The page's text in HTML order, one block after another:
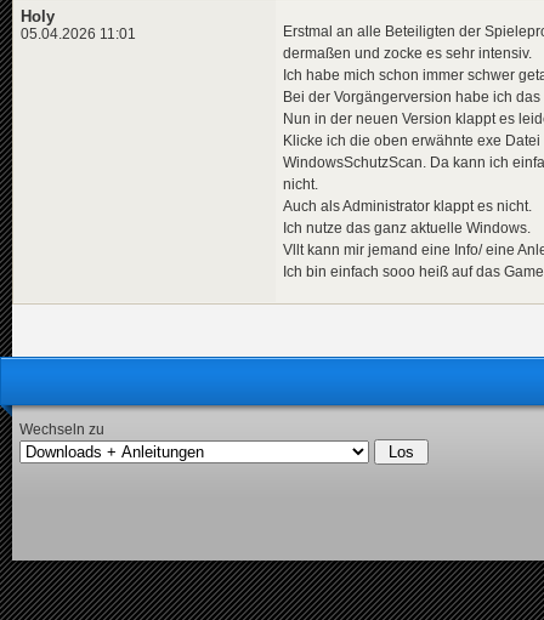
Holy
05.04.2026 11:01
Erstmal an alle Beteiligten der
dermaßen und zocke es sehr intensiv.
Ich habe mich schon immer schwer
Bei der Vorgängerversion habe ich
Nun in der neuen Version klappt es
Klicke ich die oben erwähnte exe
WindowsSchutzScan. Da kann ich
nicht.
Auch als Administrator klappt es nicht.
Ich nutze das ganz aktuelle Windows.
Vllt kann mir jemand eine Info/ eine
Ich bin einfach sooo heiß auf das Game
Wechseln zu